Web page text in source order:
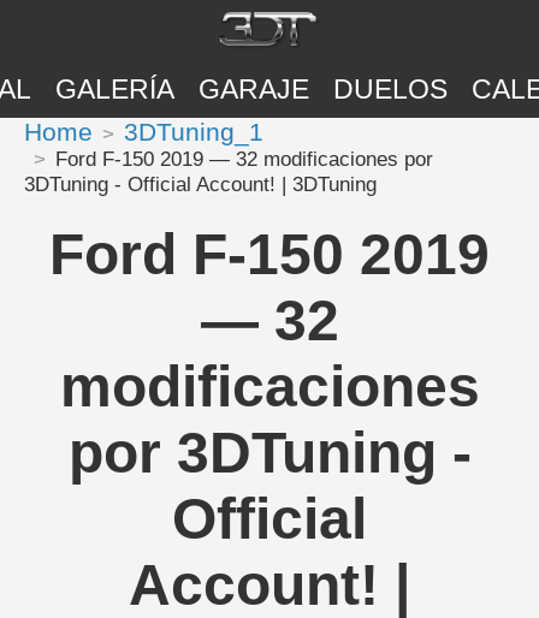
GALERÍA GARAJE DUELOS
Home 3DTuning_1
Ford F-150 2019 — 32 modificaciones por
3DTuning - Official Account! | 3DTuning
Ford F-150 2019
— 32
modificaciones
por 3DTuning -
Official
Account! |